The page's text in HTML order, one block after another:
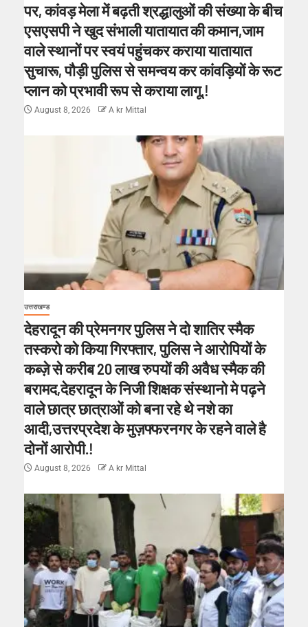
पर, कांवड़ मेला में बढ़ती श्रद्धालुओं की संख्या के बीच
एसएसपी ने खुद संभाली यातायात की कमान,जाम
वाले स्थानों पर स्वयं पहुंचकर कराया यातायात
सुचारू, पौड़ी पुलिस से समन्वय कर कांवड़ियों के रूट
प्लान को प्रभावी रूप से कराया लागू.!
August 8, 2026 A kr Mittal
उत्तराखण्ड
देहरादून की प्रेमनगर पुलिस ने दो शातिर स्मैक
तस्करो को किया गिरफ्तार, पुलिस ने आरोपियों के
कब्ज़े से करीब 20 लाख रुपयों की अवैध स्मैक की
बरामद,देहरादून के निजी शिक्षक संस्थानो मे पढ़ने
वाले छात्र छात्राओं को बना रहे थे नशे का
आदी,उत्तरप्रदेश के मुज़फ्फरनगर के रहने वाले है
दोनों आरोपी.!
August 8, 2026 A kr Mittal